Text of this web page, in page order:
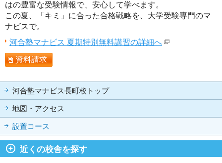
はの豊富な受験情報で、安心して学べます。
この夏、「キミ」に合った合格戦略を、大学受験専門のマ
ナビスで。
河合塾マナビス 夏期特別無料講習の詳細へ
資料請求
河合塾マナビス長町校トップ
地図・アクセス
設置コース
近くの校舎を探す